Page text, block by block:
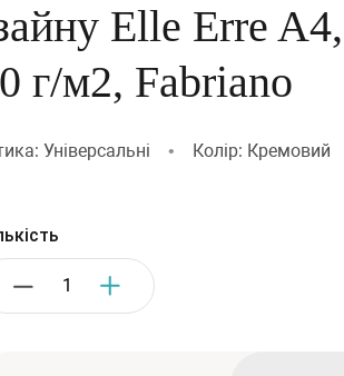
Elle Erre
г/м2, Fabriano
Універсальні • Колір: Кремовий